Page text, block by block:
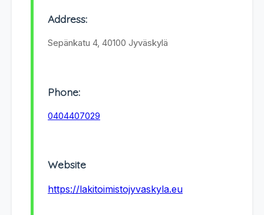
Address:
Sepänkatu 4, 40100 Jyväskylä
Phone:
0404407029
Website
https://lakitoimistojyvaskyla.eu